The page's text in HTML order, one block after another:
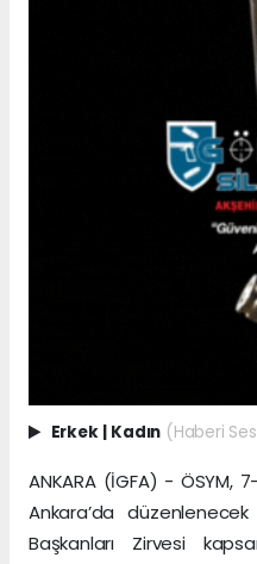
Erkek | Kadın (Haberi
ANKARA (İGFA) - ÖSYM,
Ankara’da
Başkanları Zirvesi